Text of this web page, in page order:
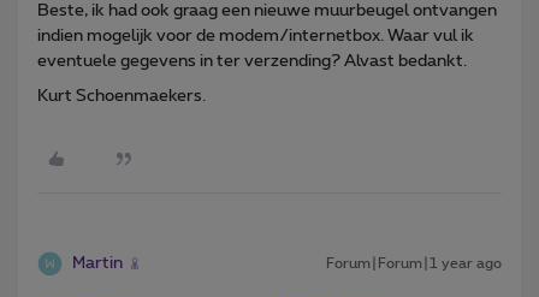
Beste, ik had ook graag een nieuwe muurbeugel ontvangen
indien mogelijk voor de modem/internetbox. Waar vul ik
eventuele gegevens in ter verzending? Alvast bedankt.
Kurt Schoenmaekers.
Martin Forum|Forum|1 year ago